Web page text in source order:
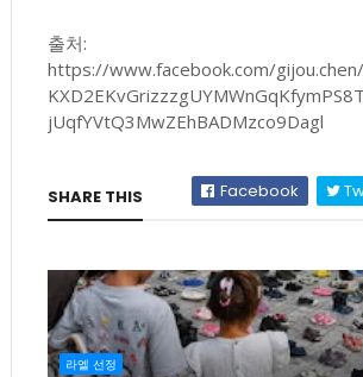
출처:
https://www.facebook.com/
jUqfYVtQ3MwZEhBADMzco9Dagl
SHARE THIS Facebook
라엘 선정